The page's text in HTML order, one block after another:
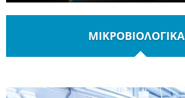
ΜΙΚΡΟΒΙΟΛΟΓΙΚΑ